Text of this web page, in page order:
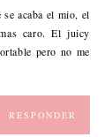
acaba el mio, el
caro. El juicy
pero no me
RESPONDER